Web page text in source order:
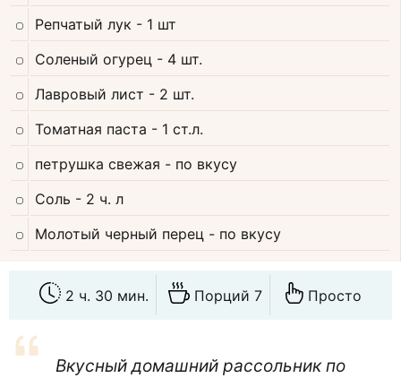
Репчатый лук - 1 шт
Соленый огурец - 4 шт.
Лавровый лист - 2 шт.
Томатная паста - 1 ст.л.
петрушка свежая - по вкусу
Соль - 2 ч. л
Молотый черный перец - по вкусу
2 ч. 30 мин. Порций 7 Просто
Вкусный домашний рассольник по